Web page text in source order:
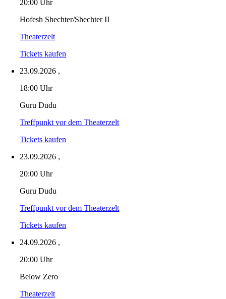
20:00 Uhr
Hofesh Shechter/Shechter II
Theaterzelt
Tickets kaufen
23.09.2026 ,
18:00 Uhr
Guru Dudu
Treffpunkt vor dem Theaterzelt
Tickets kaufen
23.09.2026 ,
20:00 Uhr
Guru Dudu
Treffpunkt vor dem Theaterzelt
Tickets kaufen
24.09.2026 ,
20:00 Uhr
Below Zero
Theaterzelt